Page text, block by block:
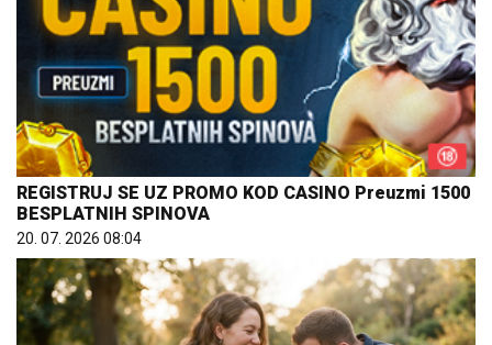
REGISTRUJ SE UZ PROMO KOD CASINO Preuzmi 1500
BESPLATNIH SPINOVA
20. 07. 2026 08:04